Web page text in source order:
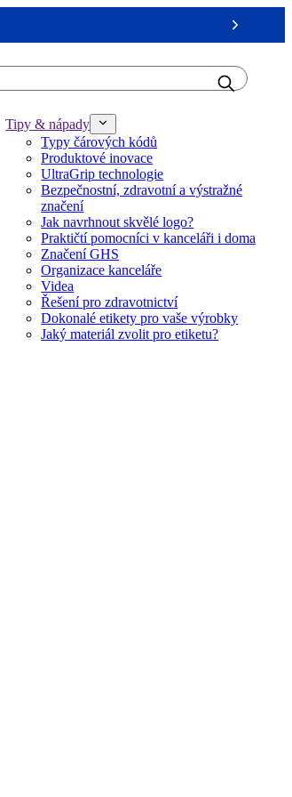
Next
Tipy & nápady
Typy čárových kódů
Produktové inovace
UltraGrip technologie
Bezpečnostní, zdravotní a výstražné
značení
Jak navrhnout skvělé logo?
Praktičtí pomocníci v kanceláři i doma
Značení GHS
Organizace kanceláře
Videa
Řešení pro zdravotnictví
Dokonalé etikety pro vaše výrobky
Jaký materiál zvolit pro etiketu?